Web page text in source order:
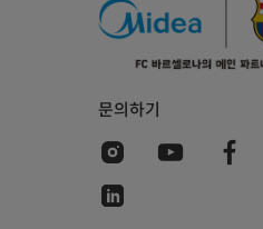
문의하기